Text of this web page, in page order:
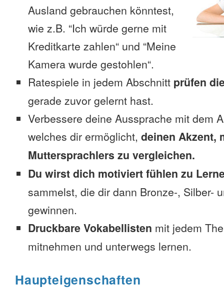
Ausland gebrauchen könntest,
wie z.B. “Ich würde gerne mit
Kreditkarte zahlen“ und “Meine
Kamera wurde gestohlen“.
Ratespiele in jedem Abschnitt prüfen
gerade zuvor gelernt hast.
Verbessere deine Aussprache mit dem
welches dir ermöglicht, deinen Akzent,
Muttersprachlers zu vergleichen.
Du wirst dich motiviert fühlen zu
sammelst, die dir dann Bronze-, Silber-
gewinnen.
Druckbare Vokabellisten mit jedem
mitnehmen und unterwegs lernen.
Haupteigenschaften